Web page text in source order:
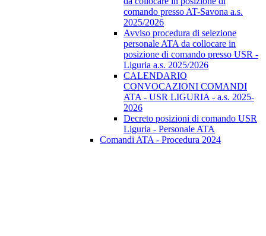
comando presso AT-Savona a.s.
2025/2026
Avviso procedura di selezione
personale ATA da collocare in
posizione di comando presso USR -
Liguria a.s. 2025/2026
CALENDARIO
CONVOCAZIONI COMANDI
ATA - USR LIGURIA - a.s. 2025-
2026
Decreto posizioni di comando USR
Liguria - Personale ATA
Comandi ATA - Procedura 2024